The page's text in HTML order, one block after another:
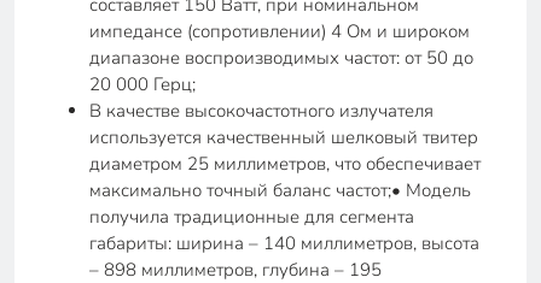
составляет 150 Ватт, при номинальном
импедансе (сопротивлении) 4 Ом и широком
диапазоне воспроизводимых частот: от 50 до
20 000 Герц;
В качестве высокочастотного излучателя
используется качественный шелковый твитер
диаметром 25 миллиметров, что обеспечивает
максимально точный баланс частот;• Модель
получила традиционные для сегмента
габариты: ширина – 140 миллиметров, высота
– 898 миллиметров, глубина – 195